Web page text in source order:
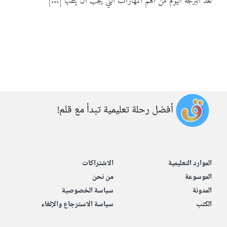
المواد
أفضل رحلة تعليمية تبدأ مع قلم!
الموارد التعليمية
الموسوعة
المدونة
الكتب
الاشتراكات
من نحن
سياسة الخصوصية
سياسة الاسترجاع والإلغاء